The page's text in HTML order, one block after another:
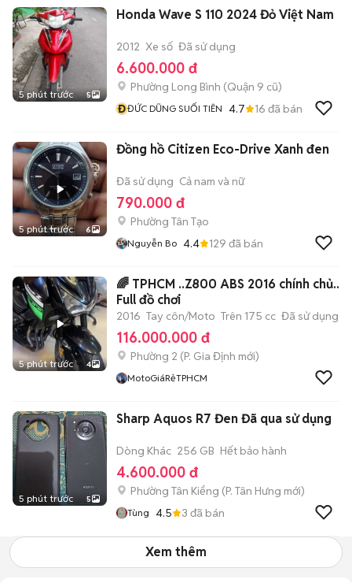
5 phút trước 5
Honda Wave S 110 2024 Đỏ Việt Nam
2012 Xe số Đã sử dụng
6.600.000 đ
Phường Long Bình (Quận 9 cũ)
ĐĐỨC DŨNG SUỐI TIÊN 4.7 16 đã bán
5 phút trước 6
Đồng hồ Citizen Eco-Drive Xanh đen
Đã sử dụng Cả nam và nữ
790.000 đ
Phường Tân Tạo
Nguyễn Bo 4.4 129 đã bán
5 phút trước 4
🌈 TPHCM ..Z800 ABS 2016 chính chủ..
Full đồ chơi
2016 Tay côn/Moto Trên 175 cc Đã sử dụng
116.000.000 đ
Phường 2 (P. Gia Định mới)
MotoGiáRẻTPHCM
5 phút trước 5
Sharp Aquos R7 Đen Đã qua sử dụng
Dòng Khác 256 GB Hết bảo hành
4.600.000 đ
Phường Tân Kiểng (P. Tân Hưng mới)
Tùng 4.5 3 đã bán
Xem thêm